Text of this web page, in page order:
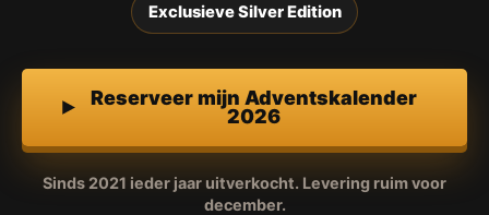
Exclusieve Silver Edition
Reserveer mijn Adventskalender
2026
Sinds 2021 ieder jaar uitverkocht. Levering ruim voor
december.